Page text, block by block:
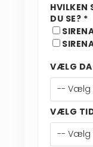
HVILKEN
DU SE? *
VÆLG
VÆLG